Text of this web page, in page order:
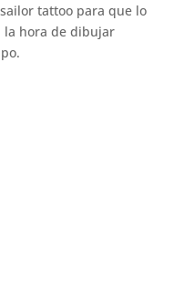
tattoo para que lo
la hora de dibujar